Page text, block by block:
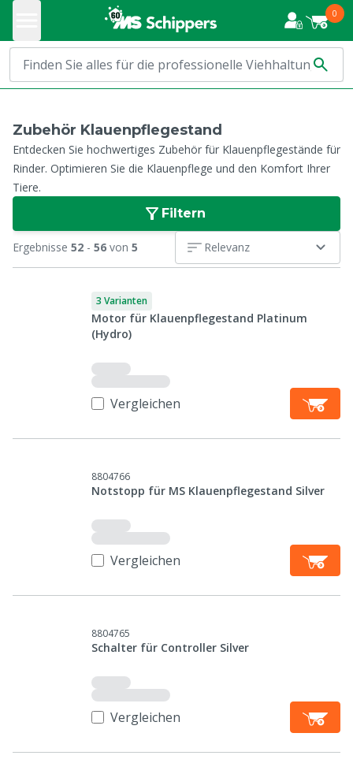
0
Zubehör Klauenpflegestand
Entdecken Sie hochwertiges Zubehör für Klauenpflegestände für
Rinder. Optimieren Sie die Klauenpflege und den Komfort Ihrer
Tiere.
Filtern
Ergebnisse 52 - 56 von 5 Relevanz
3 Varianten
Motor für Klauenpflegestand Platinum
(Hydro)
Vergleichen
8804766
Notstopp für MS Klauenpflegestand Silver
Vergleichen
8804765
Schalter für Controller Silver
Vergleichen